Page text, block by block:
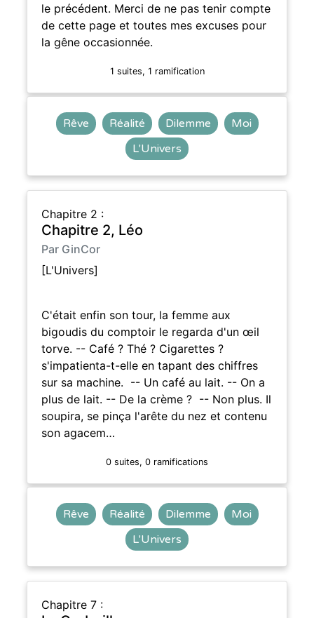
le précédent. Merci de ne pas tenir compte
de cette page et toutes mes excuses pour
la gêne occasionnée.
1 suites, 1 ramification
Rêve Réalité Dilemme
Moi
L'Univers
Chapitre 2 :
Chapitre 2, Léo
Par GinCor
[L'Univers]
C'était enfin son tour, la femme aux
bigoudis du comptoir le regarda d'un œil
torve. -- Café ? Thé ? Cigarettes ?
s'impatienta-t-elle en tapant des chiffres
sur sa machine. -- Un café au lait. -- On a
plus de lait. -- De la crème ? -- Non plus. Il
soupira, se pinça l'arête du nez et contenu
son agacem…
0 suites, 0 ramifications
Rêve Réalité Dilemme
Moi
L'Univers
Chapitre 7 :